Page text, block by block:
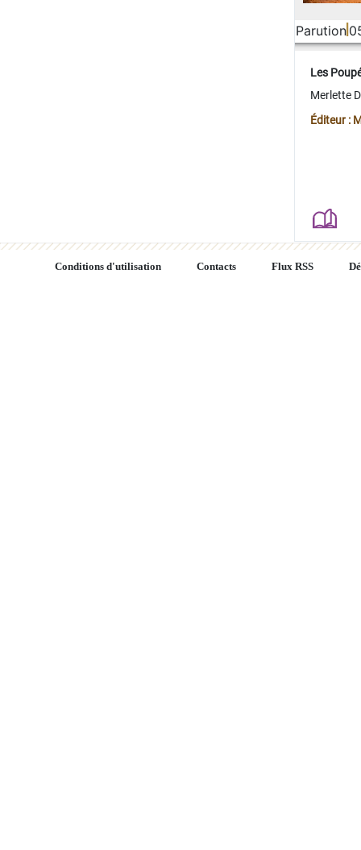
Parution
Les
Merlette
Éditeur :
Conditions d'utilisation Contacts Flux RSS